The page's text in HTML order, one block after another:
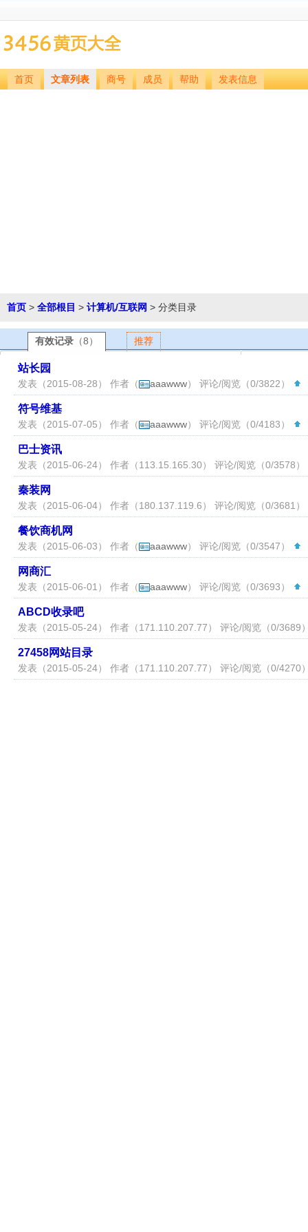
首页 文章列表 商号 成员 帮助 发表信息
首页 > 全部根目 > 计算机/互联网 > 分类目录
有效记录 （8） 推荐
站长园
发表（2015-08-28） 作者（ aaawww） 评论/阅览（0/3822）
符号维基
发表（2015-07-05） 作者（ aaawww） 评论/阅览（0/4183）
巴士资讯
发表（2015-06-24） 作者（113.15.165.30） 评论/阅览（0/3578）
秦装网
发表（2015-06-04） 作者（180.137.119.6） 评论/阅览（0/3681）
餐饮商机网
发表（2015-06-03） 作者（ aaawww） 评论/阅览（0/3547）
网商汇
发表（2015-06-01） 作者（ aaawww） 评论/阅览（0/3693）
ABCD收录吧
发表（2015-05-24） 作者（171.110.207.77） 评论/阅览（0/3689
27458网站目录
发表（2015-05-24） 作者（171.110.207.77） 评论/阅览（0/4270